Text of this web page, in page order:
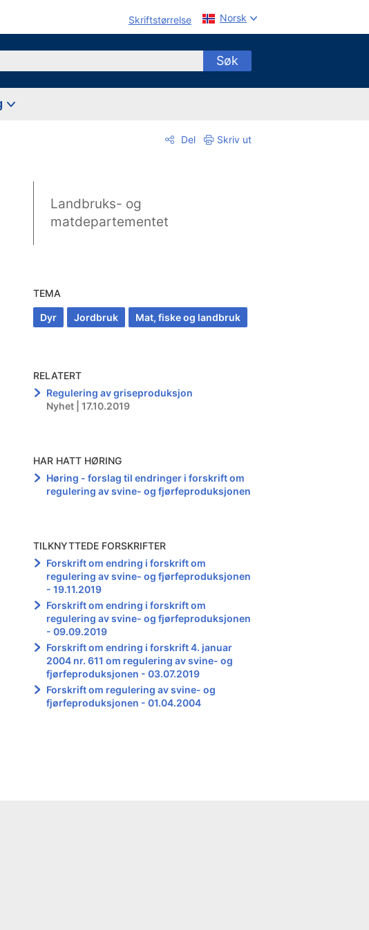
Skriftstørrelse Norsk
Søk
Del Skriv ut
Landbruks- og
matdepartementet
TEMA
Dyr Jordbruk Mat, fiske og landbruk
RELATERT
Regulering av griseproduksjon
Nyhet | 17.10.2019
HAR HATT HØRING
Høring - forslag til endringer i forskrift om
regulering av svine- og fjørfeproduksjonen
TILKNYTTEDE FORSKRIFTER
Forskrift om endring i forskrift om
regulering av svine- og fjørfeproduksjonen
- 19.11.2019
Forskrift om endring i forskrift om
regulering av svine- og fjørfeproduksjonen
- 09.09.2019
Forskrift om endring i forskrift 4. januar
2004 nr. 611 om regulering av svine- og
fjørfeproduksjonen - 03.07.2019
Forskrift om regulering av svine- og
fjørfeproduksjonen - 01.04.2004